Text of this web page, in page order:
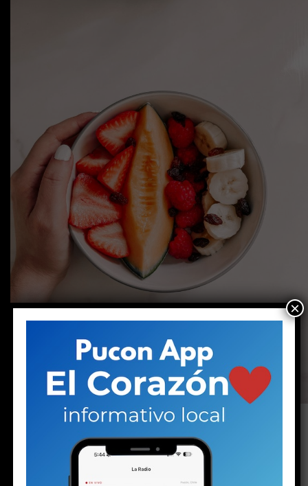
Cuando las temperaturas suben,
hidratados y nutridos se vuelve fundamental. En
×